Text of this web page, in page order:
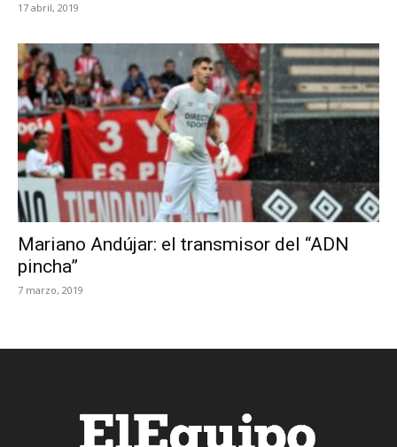
17 abril, 2019
Mariano Andújar: el transmisor del “ADN
pincha”
7 marzo, 2019